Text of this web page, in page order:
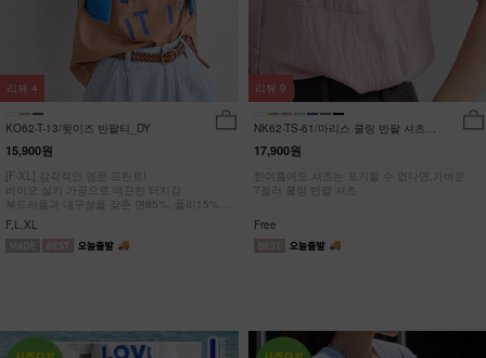
KO62-T-13/왓이즈 반팔티_DY
15,900원
[F-XL] 감각적인 영문 프린트!
바이오 실키 가공으로 매끈한 터치감
부드러움과 내구성을 갖춘 면85%, 폴리15%
#NAK MADE.
F,L,XL
리뷰 4
NK62-TS-61/마리스 쿨링 반팔 셔츠
_HR
17,900원
한여름에도 셔츠는 포기할 수 없다면,가벼운
7컬러 쿨링 반팔 셔츠
Free
리뷰 9